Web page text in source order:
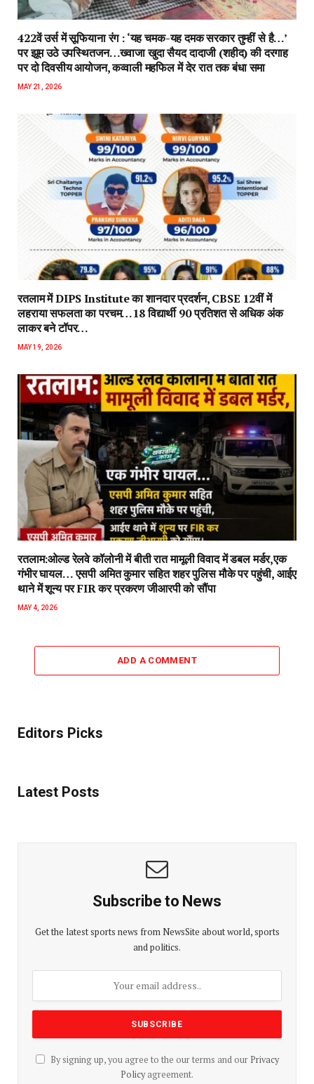
422वें उर्स में सूफियाना रंग : ‘यह चमक-यह दमक सरकार तुम्हीं से है…’
पर झूम उठे उपस्थितजन…ख्वाजा खुदा सैयद दादाजी (शहीद) की दरगाह
पर दो दिवसीय आयोजन, कव्वाली महफिल में देर रात तक बंधा समा
MAY 21, 2026
रतलाम में DIPS Institute का शानदार प्रदर्शन, CBSE 12वीं में
लहराया सफलता का परचम…18 विद्यार्थी 90 प्रतिशत से अधिक अंक
लाकर बने टॉपर…
MAY 19, 2026
रतलाम:ओल्ड रेलवे कॉलोनी में बीती रात मामूली विवाद में डबल मर्डर,एक
गंभीर घायल… एसपी अमित कुमार सहित शहर पुलिस मौके पर पहुंची, आईए
थाने में शून्य पर FIR कर प्रकरण जीआरपी को सौंपा
MAY 4, 2026
ADD A COMMENT
Editors Picks
Latest Posts
Subscribe to News
Get the latest sports news from NewsSite about world, sports
and politics.
By signing up, you agree to the our terms and our Privacy
Policyagreement.